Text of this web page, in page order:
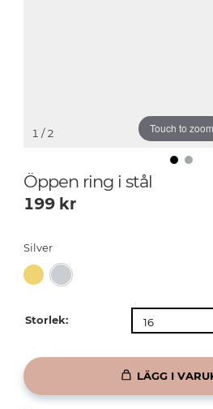
Touch to zoom
1 / 2
Öppen ring i stål
199 kr
Silver
Storlek:
LÄGG I